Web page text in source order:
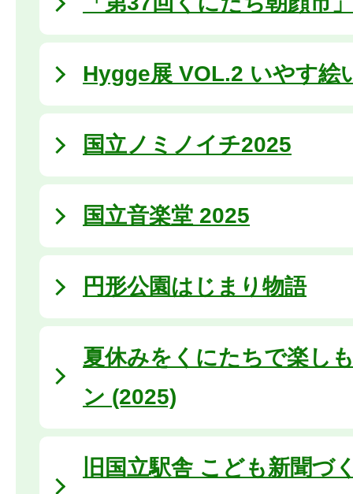
Hygge展 VOL.2 いやす絵
国立ノミノイチ2025
国立音楽堂 2025
円形公園はじまり物語
夏休みをくにたちで楽し
ン (2025)
旧国立駅舎 こども新聞づ